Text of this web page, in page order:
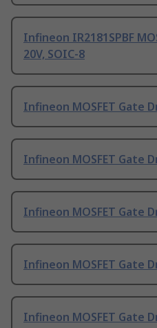
Infineon IR2181SPBF
20V, SOIC-8
Infineon MOSFET Gate
Infineon MOSFET Gate
Infineon MOSFET Gate
Infineon MOSFET Gate
Infineon MOSFET Gate